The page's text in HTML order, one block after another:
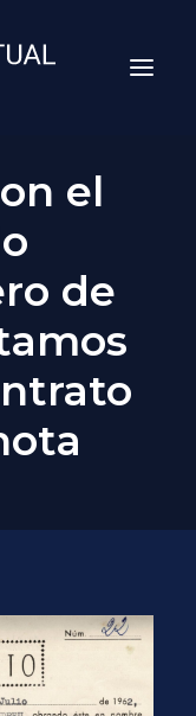
el
de